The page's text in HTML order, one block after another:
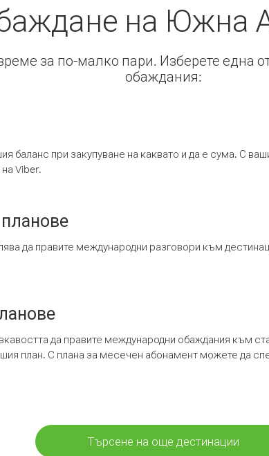
на Южна
за по-малко пари. Изберете една
обаждания:
баланс при закупуване на каквато и да е сума. С
Viber.
да правите международни разговори към
да правите международни обаждания към
план. С плана за месечен абонамент можете да
Търсене на още дестинации